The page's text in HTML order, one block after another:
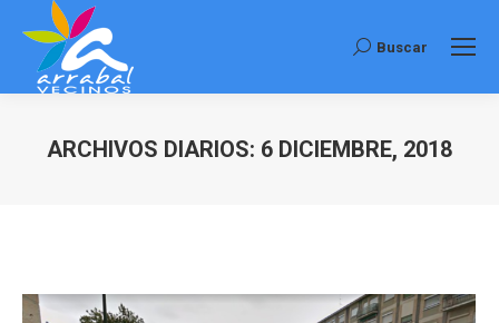
Buscar:
Buscar
ARCHIVOS DIARIOS: 6 DICIEMBRE, 2018